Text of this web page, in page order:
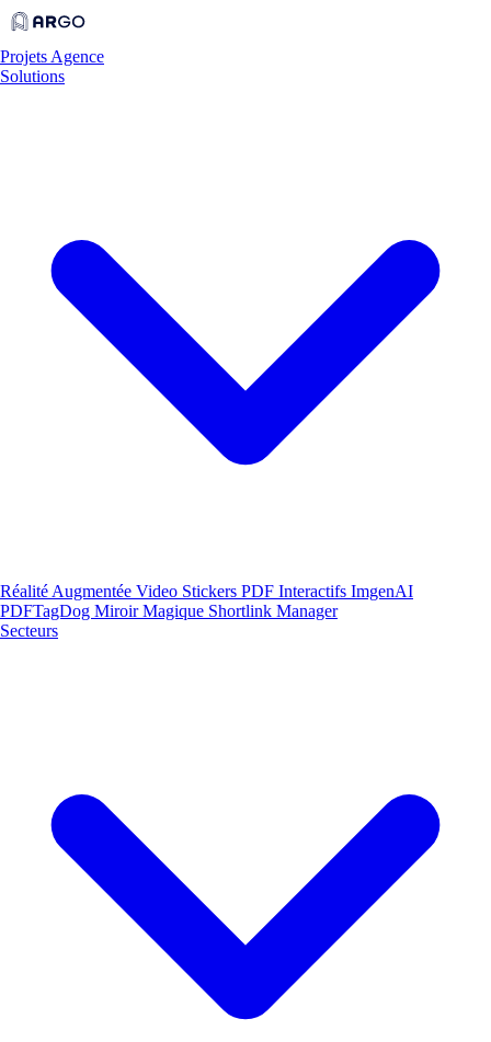
Projets Agence
Solutions
Réalité Augmentée Video Stickers PDF Interactifs ImgenAI
PDFTagDog Miroir Magique Shortlink Manager
Secteurs